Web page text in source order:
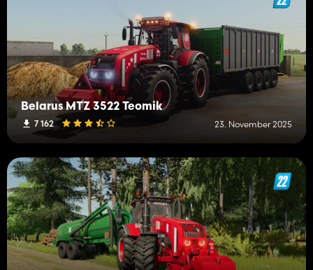
Belarus MTZ 3522 Teomik
7 162 23. November 2025